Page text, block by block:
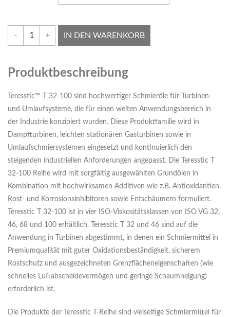
- + IN DEN WARENKORB
Produktbeschreibung
Teresstic™ T 32-100 sind hochwertiger Schmieröle für Turbinen-
und Umlaufsysteme, die für einen weiten Anwendungsbereich in
der Industrie konzipiert wurden. Diese Produktfamilie wird in
Dampfturbinen, leichten stationären Gasturbinen sowie in
Umlaufschmiersystemen eingesetzt und kontinuierlich den
steigenden industriellen Anforderungen angepasst. Die Teresstic T
32-100 Reihe wird mit sorgfältig ausgewählten Grundölen in
Kombination mit hochwirksamen Additiven wie z.B. Antioxidantien,
Rost- und Korrosionsinhibitoren sowie Entschäumern formuliert.
Teresstic T 32-100 ist in vier ISO-Viskositätsklassen von ISO VG 32,
46, 68 und 100 erhältlich. Teresstic T 32 und 46 sind auf die
Anwendung in Turbinen abgestimmt, in denen ein Schmiermittel in
Premiumqualität mit guter Oxidationsbeständigkeit, sicherem
Rostschutz und ausgezeichneten Grenzflächeneigenschaften (wie
schnelles Luftabscheidevermögen und geringe Schaumneigung)
erforderlich ist.
Die Produkte der Teresstic T-Reihe sind vielseitige Schmiermittel für